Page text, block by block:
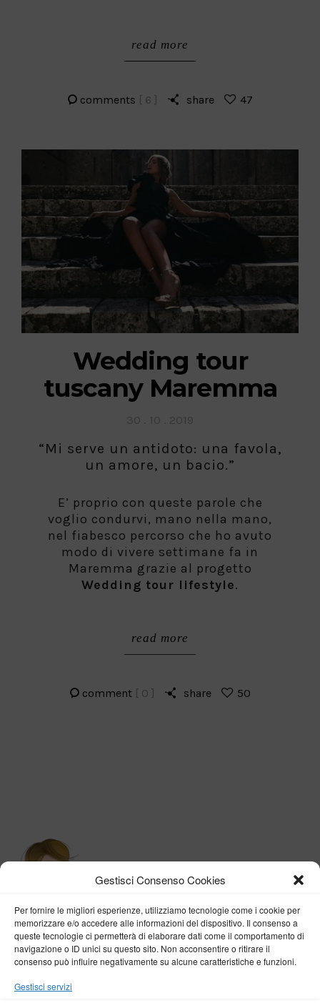
Gestisci Consenso Cookies
Per fornire le migliori esperienze, utilizziamo tecnologie come i cookie per
memorizzare e/o accedere alle informazioni del dispositivo. Il consenso a
queste tecnologie ci permetterà di elaborare dati come il comportamento di
navigazione o ID unici su questo sito. Non acconsentire o ritirare il
consenso può influire negativamente su alcune caratteristiche e funzioni.
Gestisci servizi
read more
comments [ 6 ] share 47
Wedding tour
tuscany Maremma
“Mi serve un antidoto: una favola,
un amore, un bacio.”
E’ proprio con queste parole che
voglio condurvi, mano nella mano,
nel fiabesco percorso che ho avuto
modo di vivere settimane fa in
Maremma grazie al progetto
Wedding tour lifestyle.
read more
comment [ 0 ] share 50
BY VERONICA D'ONOFRIO